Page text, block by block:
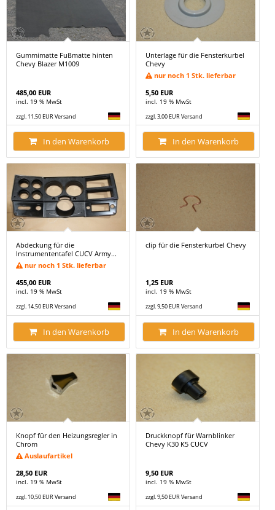
Gummimatte Fußmatte hinten
Chevy Blazer M1009
485,00 EUR
incl. 19 % MwSt
zzgl. 11,50 EUR Versand
In den Warenkorb
Unterlage für die Fensterkurbel
Chevy
nur noch 1 Stk. lieferbar
5,50 EUR
incl. 19 % MwSt
zzgl. 3,00 EUR Versand
In den Warenkorb
Abdeckung für die
Instrumententafel CUCV Army...
nur noch 1 Stk. lieferbar
455,00 EUR
incl. 19 % MwSt
zzgl. 14,50 EUR Versand
In den Warenkorb
clip für die Fensterkurbel Chevy
1,25 EUR
incl. 19 % MwSt
zzgl. 9,50 EUR Versand
In den Warenkorb
Knopf für den Heizungsregler in
Chrom
Auslaufartikel
28,50 EUR
incl. 19 % MwSt
zzgl. 10,50 EUR Versand
Druckknopf für Warnblinker
Chevy K30 K5 CUCV
9,50 EUR
incl. 19 % MwSt
zzgl. 9,50 EUR Versand